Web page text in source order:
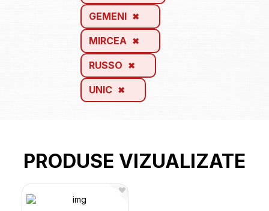
GEMENI
MIRCEA
RUSSO
UNIC
PRODUSE VIZUALIZATE